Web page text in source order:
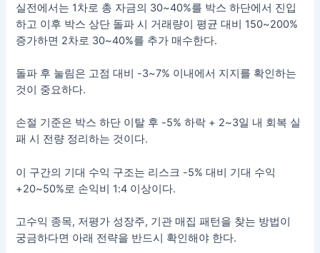
실전에서는 1차로 총 자금의 30~40%를 박스 하단에서 진입
하고 이후 박스 상단 돌파 시 거래량이 평균 대비 150~200%
증가하면 2차로 30~40%를 추가 매수한다.
돌파 후 눌림은 고점 대비 -3~7% 이내에서 지지를 확인하는
것이 중요하다.
손절 기준은 박스 하단 이탈 후 -5% 하락 + 2~3일 내 회복 실
패 시 전량 정리하는 것이다.
이 구간의 기대 수익 구조는 리스크 -5% 대비 기대 수익
+20~50%로 손익비 1:4 이상이다.
고수익 종목, 저평가 성장주, 기관 매집 패턴을 찾는 방법이
궁금하다면 아래 전략을 반드시 확인해야 한다.